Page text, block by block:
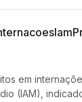
em
(IAM),